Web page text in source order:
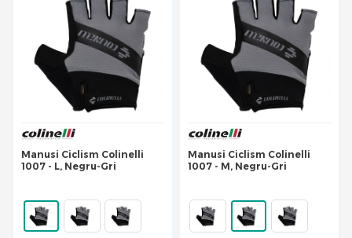
Manusi Ciclism Colinelli
1007 - L, Negru-Gri
Manusi Ciclism Colinelli
1007 - M, Negru-Gri